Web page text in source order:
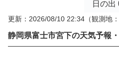
日の出
更新：2026/08/10 22:34 （観測地
静岡県富士市宮下の天気予報